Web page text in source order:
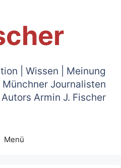
| Wissen | Meinung
Journalisten
Armin J. Fischer
Menü